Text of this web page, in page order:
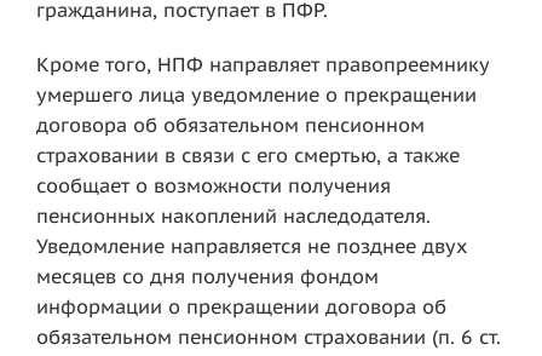
гражданина, поступает в ПФР.
Кроме того, НПФ направляет правопреемнику
умершего лица уведомление о прекращении
договора об обязательном пенсионном
страховании в связи с его смертью, а также
сообщает о возможности получения
пенсионных накоплений наследодателя.
Уведомление направляется не позднее двух
месяцев со дня получения фондом
информации о прекращении договора об
обязательном пенсионном страховании (п. 6 ст.